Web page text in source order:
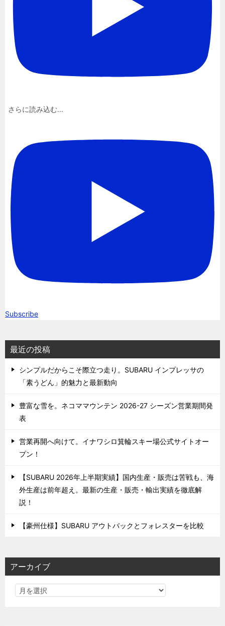
さらに読み込む...
Subscribe
最近の投稿
シンプルだからこそ際立つ走り。SUBARU インプレッサの
「素うどん」的魅力と最新動向
豊富な雪を。ネコママウンテン 2026-27 シーズン営業期間発
表
営業再開へ向けて。イナワシロ箕輪スキー場公式サイトオー
プン！
【SUBARU 2026年上半期実績】国内生産・販売は苦戦も、海
外生産は前年超え。最新の生産・販売・輸出実績を徹底解
説！
【豪州仕様】SUBARU アウトバックとフォレスターを比較
アーカイブ